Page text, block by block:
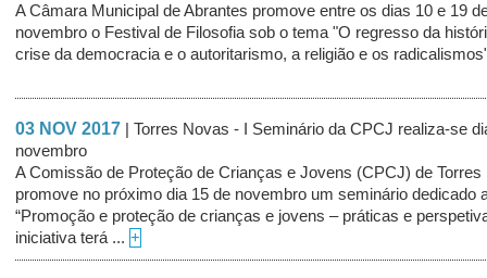
A Câmara Municipal de Abrantes promove entre os dias 10 e 19
novembro o Festival de Filosofia sob o tema "O regresso da
crise da democracia e o autoritarismo, a religião e os
03 NOV 2017
| Torres Novas - I Seminário da CPCJ realiza-se
novembro
A Comissão de Proteção de Crianças e Jovens (CPCJ) de Torres
promove no próximo dia 15 de novembro um seminário dedicado
“Promoção e proteção de crianças e jovens – práticas e
iniciativa terá ... +